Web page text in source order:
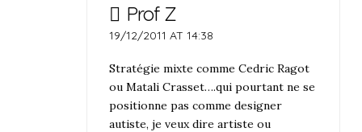
Prof Z
19/12/2011 AT 14:38
Stratégie mixte comme Cedric Ragot
ou Matali Crasset….qui pourtant ne se
positionne pas comme designer
autiste, je veux dire artiste ou